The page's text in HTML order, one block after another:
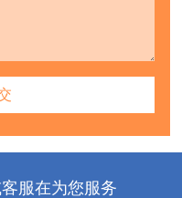
服在为您服务